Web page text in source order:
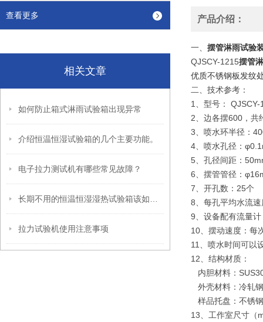
查看更多
相关文章
如何防止箱式淋雨试验箱出现异常
介绍恒温恒湿试验箱的几个主要功能。
电子拉力测试机有哪些常见故障？
拉力试验机使用注意事项
产品介绍：
一、 摆管淋雨试验
QJSCY-1 215摆管
优质不锈钢板发纹
二、 技术参考：
1、型号： QJSCY-
2、边各摆600，共
3、喷水环半径：
4、喷水孔径：
5、孔径间距：
6、摆管管径：
7、开孔数：25个
8、每孔平均水流
9、设备配有流量
10、摆动速度：每
11、喷水时间可以
12、结构材质：
内胆材料：
外壳材料：冷轧
样品托盘：不锈
13、工作室尺寸（